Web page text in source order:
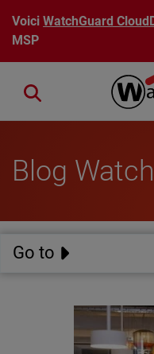
Aller au contenu principal
VoiciWatchGuard
MSP
Close search
Blog
Go to